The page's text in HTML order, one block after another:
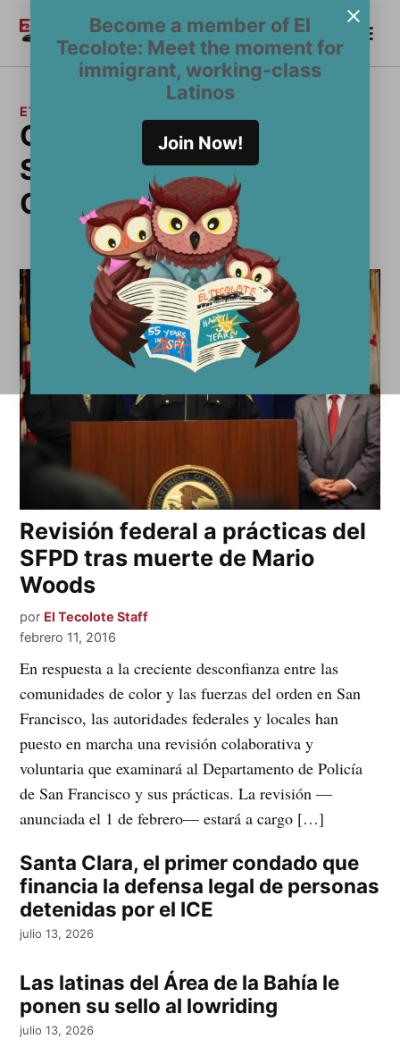
Become a member of El
Tecolote: Meet the moment for
immigrant, working-class
Latinos
Join Now!
contenido
El
Tecolote
Become a Member
ETIQUETA:
Oficina de Políticas de
Servicios Orientados a la
Comunidad
Revisión federal a prácticas del
SFPD tras muerte de Mario
Woods
por El Tecolote Staff
febrero 11, 2016
En respuesta a la creciente desconfianza entre las
comunidades de color y las fuerzas del orden en San
Francisco, las autoridades federales y locales han
puesto en marcha una revisión colaborativa y
voluntaria que examinará al Departamento de Policía
de San Francisco y sus prácticas. La revisión —
anunciada el 1 de febrero— estará a cargo […]
Santa Clara, el primer condado que
financia la defensa legal de personas
detenidas por el ICE
julio 13, 2026
Las latinas del Área de la Bahía le
ponen su sello al lowriding
julio 13, 2026